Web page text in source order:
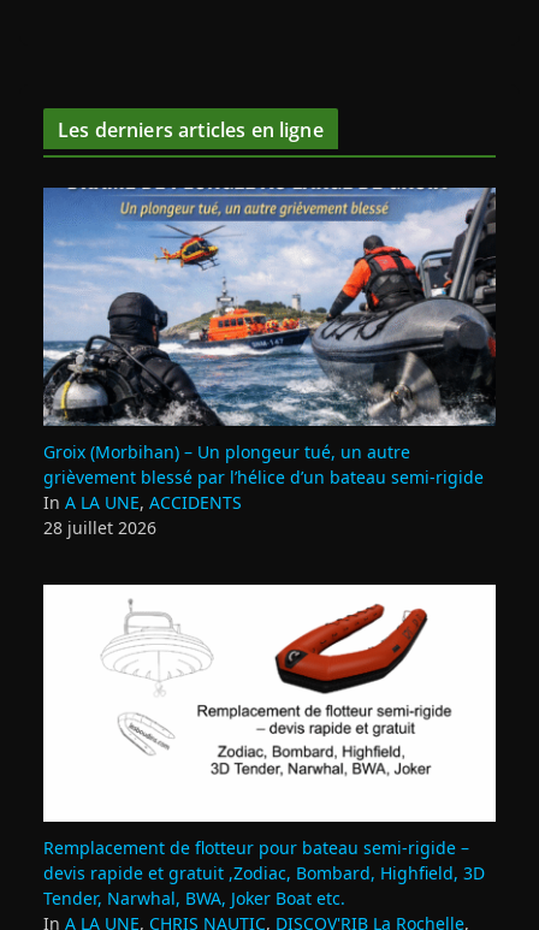
Les derniers articles en ligne
Groix (Morbihan) – Un plongeur tué, un autre
grièvement blessé par l’hélice d’un bateau semi-rigide
In A LA UNE, ACCIDENTS
28 juillet 2026
Remplacement de flotteur pour bateau semi‑rigide –
devis rapide et gratuit ,Zodiac, Bombard, Highfield, 3D
Tender, Narwhal, BWA, Joker Boat etc.
In A LA UNE, CHRIS NAUTIC, DISCOV'RIB La Rochelle,